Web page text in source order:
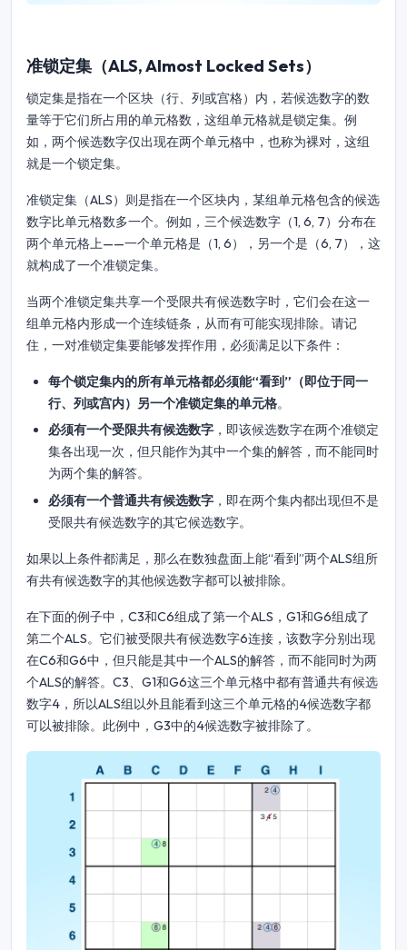
准锁定集（ALS, Almost Locked Sets）
锁定集是指在一个区块（行、列或宫格）内，若候选数字的数
量等于它们所占用的单元格数，这组单元格就是锁定集。例
如，两个候选数字仅出现在两个单元格中，也称为裸对，这组
就是一个锁定集。
准锁定集（ALS）则是指在一个区块内，某组单元格包含的候选
数字比单元格数多一个。例如，三个候选数字（1, 6, 7）分布在
两个单元格上——一个单元格是（1, 6），另一个是（6, 7），这
就构成了一个准锁定集。
当两个准锁定集共享一个受限共有候选数字时，它们会在这一
组单元格内形成一个连续链条，从而有可能实现排除。请记
住，一对准锁定集要能够发挥作用，必须满足以下条件：
每个锁定集内的所有单元格都必须能“看到”（即位于同一
行、列或宫内）另一个准锁定集的单元格。
必须有一个受限共有候选数字 ，即该候选数字在两个准锁定
集各出现一次，但只能作为其中一个集的解答，而不能同时
为两个集的解答。
必须有一个普通共有候选数字 ，即在两个集内都出现但不是
受限共有候选数字的其它候选数字。
如果以上条件都满足，那么在数独盘面上能“看到”两个ALS组所
有共有候选数字的其他候选数字都可以被排除。
在下面的例子中，C3和C6组成了第一个ALS，G1和G6组成了
第二个ALS。它们被受限共有候选数字6连接，该数字分别出现
在C6和G6中，但只能是其中一个ALS的解答，而不能同时为两
个ALS的解答。C3、G1和G6这三个单元格中都有普通共有候选
数字4，所以ALS组以外且能看到这三个单元格的4候选数字都
可以被排除。此例中，G3中的4候选数字被排除了。